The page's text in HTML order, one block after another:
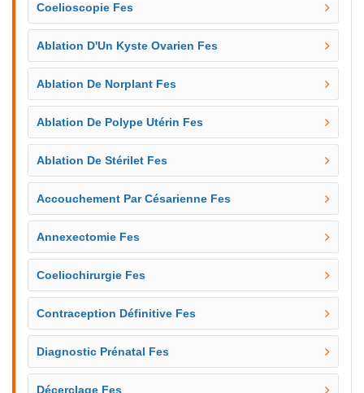
Coelioscopie Fes
Ablation D'Un Kyste Ovarien Fes
Ablation De Norplant Fes
Ablation De Polype Utérin Fes
Ablation De Stérilet Fes
Accouchement Par Césarienne Fes
Annexectomie Fes
Coeliochirurgie Fes
Contraception Définitive Fes
Diagnostic Prénatal Fes
Décerclage Fes